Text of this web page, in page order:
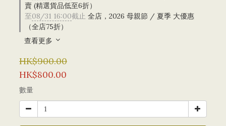
賣 (精選貨品低至6折）
至08/31 16:00截止 全店，2026 母親節 / 夏季 大優惠
（全店75折）
查看更多
HK$900.00
HK$800.00
數量